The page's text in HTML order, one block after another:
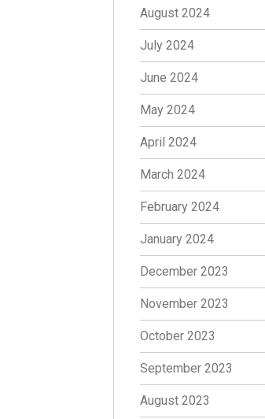
August 2024
July 2024
June 2024
May 2024
April 2024
March 2024
February 2024
January 2024
December 2023
November 2023
October 2023
September 2023
August 2023